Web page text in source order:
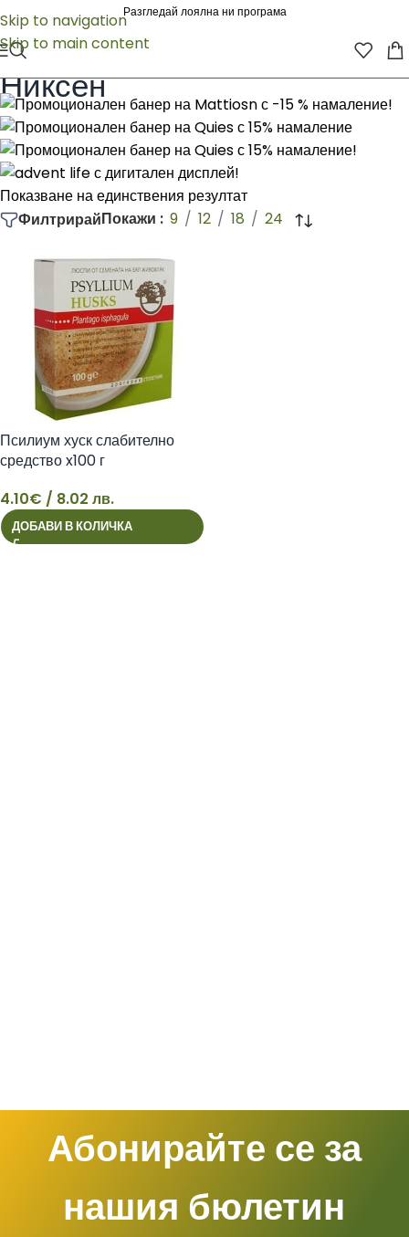
Skip to navigation
Skip to main content
Разгледай лоялна ни програма
Начало/Никсен
Никсен
Показване на единствения резултат
ФилтрирайПокажи 9 12 18 24
4
Псилиум хуск слабително
средство x100 г
4.10€ / 8.02 лв.
ДОБАВИ В КОЛИЧКА
Абонирайте се за
нашия бюлетин